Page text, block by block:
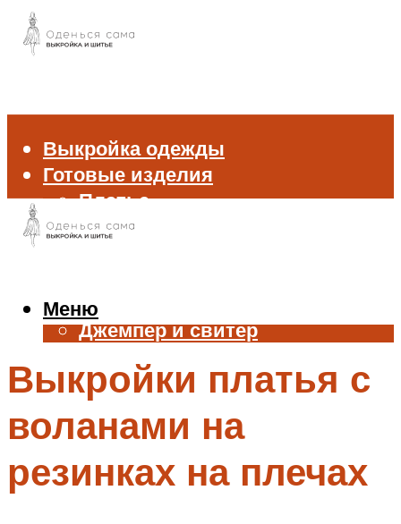
Выкройка одежды
Готовые изделия
Платье
Брюки
Жилет
Джемпер и свитер
Аксессуары
Меню
Меню
Выкройки платья с
воланами на
резинках на плечах